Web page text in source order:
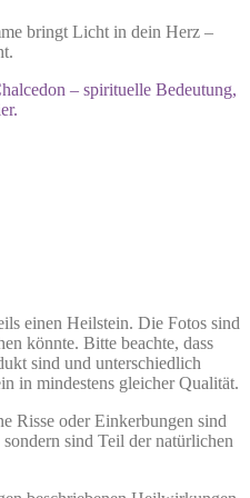
bringt Licht in dein Herz –
– spirituelle Bedeutung,
einen Heilstein. Die Fotos sind
könnte. Bitte beachte, dass
sind und unterschiedlich
in mindestens gleicher Qualität.
Risse oder Einkerbungen sind
sind Teil der natürlichen